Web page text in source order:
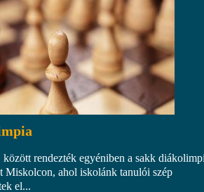
rendezték egyéniben a sakk
Miskolcon, ahol iskolánk tanulói szép
el...